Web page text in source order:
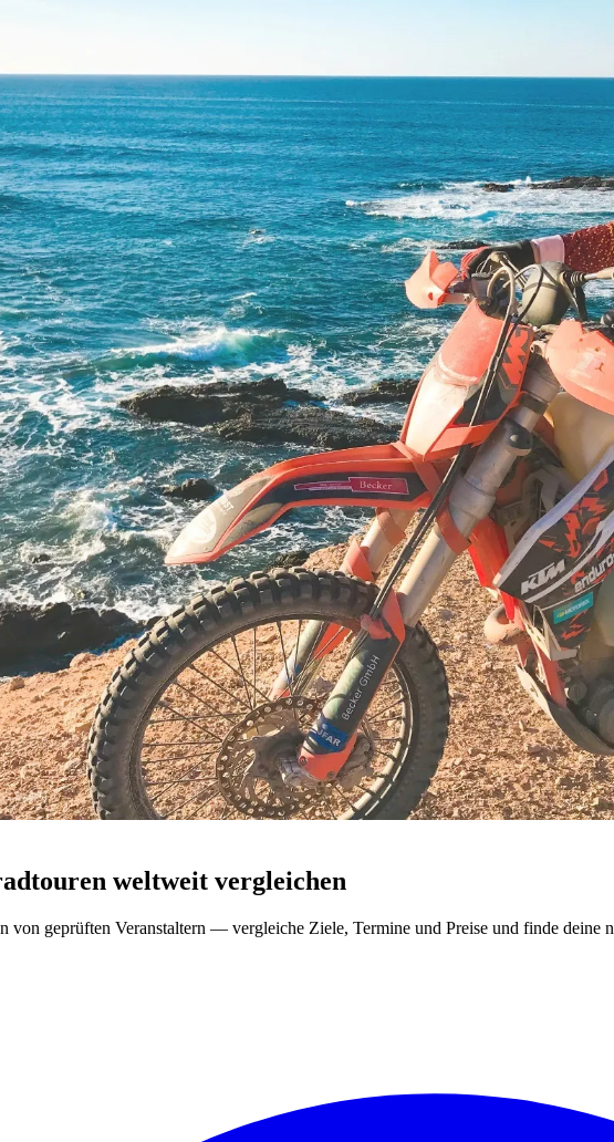
weltweit vergleichen
von geprüften Veranstaltern — vergleiche Ziele, Termine und Preise und finde deine